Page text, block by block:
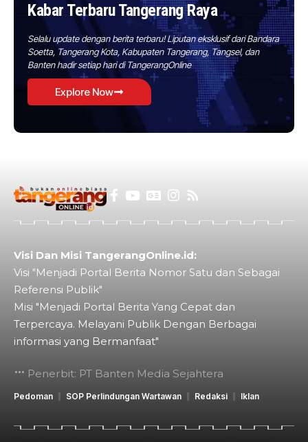
Kabar Terbaru Tangerang Raya
Selalu update dengan berita terbaru! Liputan eksklusif dari Bandara
Soetta, Tangerang Kota, Kabupaten Tangerang, Tangsel, dan
Banten hadir setiap hari di TangerangOnline
Explore Now
Visi Dan Misi TangerangOnline.id:
Visi "Menjadi Portal Berita Nomor Satu dan Sebagai
Referensi Publik"
Misi "Menjadi Portal Berita Yang Cepat dan
Terpercaya. Melayani Publik Dengan Berbagai
informasi yang Bermanfaat"
Penerbit: PT Banten Media Sejahtera
Pedoman SOP Perlindungan Wartawan Redaksi Iklan